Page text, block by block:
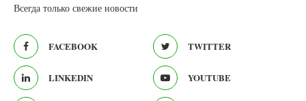
Всегда только свежие новости
FACEBOOK TWITTER
LINKEDIN YOUTUBE